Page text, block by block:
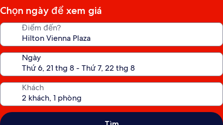
5.0
sao
Chọn ngày để xem giá
Điểm đến?
Ngày
Khách